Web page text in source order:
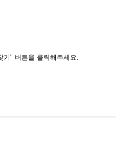
기" 버튼을 클릭해주세요.